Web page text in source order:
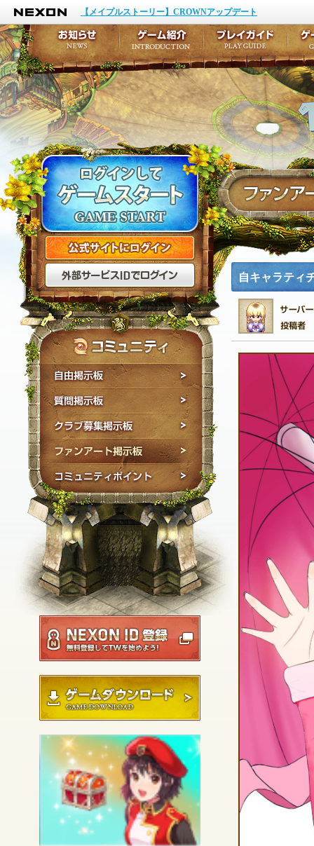
NEXON
【メイプルストーリー】CROWNアップデート
公式サイトにログイン
外部サービスIDでログ
自由掲示板
質問掲示板
クラブ募集掲示板
ファンアート掲示板
コミュニティポイン
NEXON ID登録
ゲームダウンロード
自キャラティ
お知らせ
イベント
アップデート
メンテナンス
ゲーム紹介
キャラクター作成
テイルズ初級者講座
ここだけは知ってお